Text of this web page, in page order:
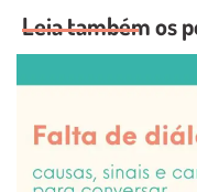
Leia também os